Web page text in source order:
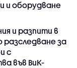
и оборудване
и разпити в
разследване за
с
във ВиК-